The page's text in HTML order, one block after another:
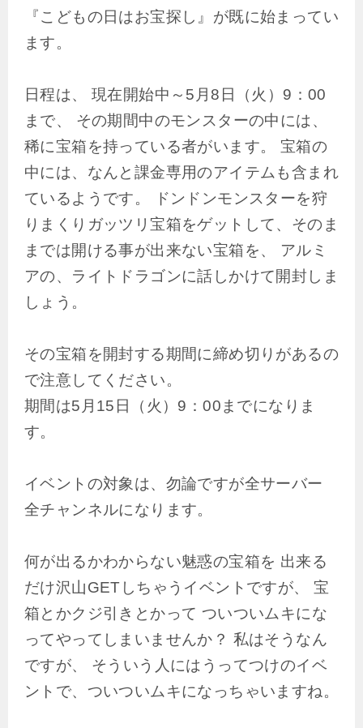
『こどもの日はお宝探し』が既に始まってい
ます。
日程は、 現在開始中～5月8日（火）9：00
まで、 その期間中のモンスターの中には、
稀に宝箱を持っている者がいます。 宝箱の
中には、なんと課金専用のアイテムも含まれ
ているようです。 ドンドンモンスターを狩
りまくりガッツリ宝箱をゲットして、そのま
までは開ける事が出来ない宝箱を、 アルミ
アの、ライトドラゴンに話しかけて開封しま
しょう。
その宝箱を開封する期間に締め切りがあるの
で注意してください。
期間は5月15日（火）9：00までになりま
す。
イベントの対象は、勿論ですが全サーバー
全チャンネルになります。
何が出るかわからない魅惑の宝箱を 出来る
だけ沢山GETしちゃうイベントですが、 宝
箱とかクジ引きとかって ついついムキにな
ってやってしまいませんか？ 私はそうなん
ですが、 そういう人にはうってつけのイベ
ントで、ついついムキになっちゃいますね。